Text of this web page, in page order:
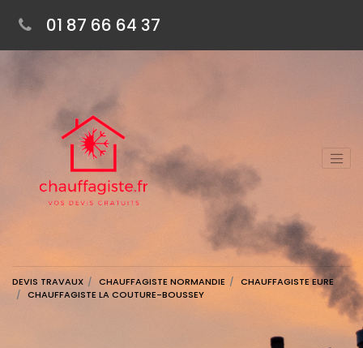
01 87 66 64 37
DEVIS TRAVAUX CHAUFFAGISTE NORMANDIE
CHAUFFAGISTE EURE
CHAUFFAGISTE LA COUTURE-BOUSSEY